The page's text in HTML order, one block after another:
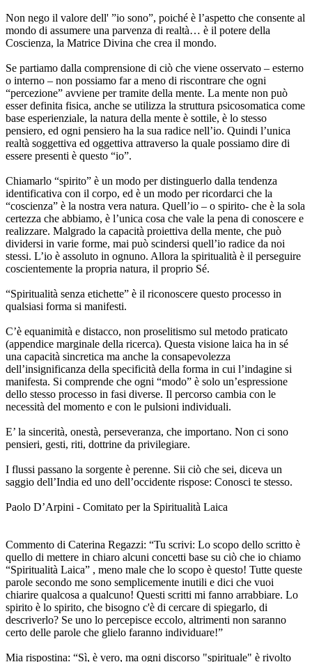
Non nego il valore dell' ”io sono”, poiché è l’aspetto che consente al
mondo di assumere una parvenza di realtà… è il potere della
Coscienza, la Matrice Divina che crea il mondo.
Se partiamo dalla comprensione di ciò che viene osservato – esterno
o interno – non possiamo far a meno di riscontrare che ogni
“percezione” avviene per tramite della mente. La mente non può
esser definita fisica, anche se utilizza la struttura psicosomatica come
base esperienziale, la natura della mente è sottile, è lo stesso
pensiero, ed ogni pensiero ha la sua radice nell’io. Quindi l’unica
realtà soggettiva ed oggettiva attraverso la quale possiamo dire di
essere presenti è questo “io”.
Chiamarlo “spirito” è un modo per distinguerlo dalla tendenza
identificativa con il corpo, ed è un modo per ricordarci che la
“coscienza” è la nostra vera natura. Quell’io – o spirito- che è la sola
certezza che abbiamo, è l’unica cosa che vale la pena di conoscere e
realizzare. Malgrado la capacità proiettiva della mente, che può
dividersi in varie forme, mai può scindersi quell’io radice da noi
stessi. L’io è assoluto in ognuno. Allora la spiritualità è il perseguire
coscientemente la propria natura, il proprio Sé.
“Spiritualità senza etichette” è il riconoscere questo processo in
qualsiasi forma si manifesti.
C’è equanimità e distacco, non proselitismo sul metodo praticato
(appendice marginale della ricerca). Questa visione laica ha in sé
una capacità sincretica ma anche la consapevolezza
dell’insignificanza della specificità della forma in cui l’indagine si
manifesta. Si comprende che ogni “modo” è solo un’espressione
dello stesso processo in fasi diverse. Il percorso cambia con le
necessità del momento e con le pulsioni individuali.
E’ la sincerità, onestà, perseveranza, che importano. Non ci sono
pensieri, gesti, riti, dottrine da privilegiare.
I flussi passano la sorgente è perenne. Sii ciò che sei, diceva un
saggio dell’India ed uno dell’occidente rispose: Conosci te stesso.
Paolo D’Arpini - Comitato per la Spiritualità Laica
Commento di Caterina Regazzi: “Tu scrivi: Lo scopo dello scritto è
quello di mettere in chiaro alcuni concetti base su ciò che io chiamo
“Spiritualità Laica” , meno male che lo scopo è questo! Tutte queste
parole secondo me sono semplicemente inutili e dici che vuoi
chiarire qualcosa a qualcuno! Questi scritti mi fanno arrabbiare. Lo
spirito è lo spirito, che bisogno c'è di cercare di spiegarlo, di
descriverlo? Se uno lo percepisce eccolo, altrimenti non saranno
certo delle parole che glielo faranno individuare!”
Mia rispostina: “Sì, è vero, ma ogni discorso "spirituale" è rivolto